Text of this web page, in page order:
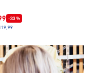
-33 %